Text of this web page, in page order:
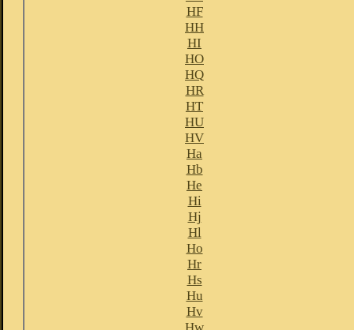
HF
HH
HI
HO
HQ
HR
HT
HU
HV
Ha
Hb
He
Hi
Hj
Hl
Ho
Hr
Hs
Hu
Hv